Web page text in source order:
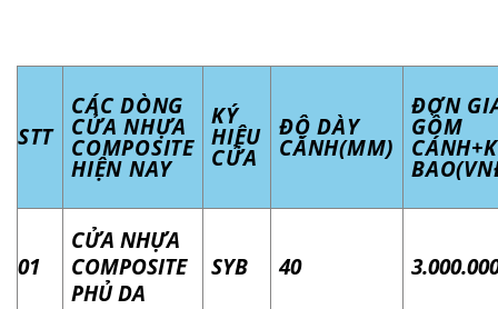
STT
CÁC DÒNG
CỬA NHỰA
COMPOSITE
HIỆN NAY
KÝ
HIỆU
CỬA
ĐỘ DÀY
CÁNH(MM)
ĐƠN
GỒM
01
CỬA NHỰA
COMPOSITE
PHỦ DA
SYB 40